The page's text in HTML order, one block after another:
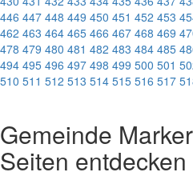
446 447 448 449 450 451 452 453
462 463 464 465 466 467 468 469
478 479 480 481 482 483 484 485
494 495 496 497 498 499 500 501
510 511 512 513 514 515 516 517
Gemeinde
Seiten entdecken